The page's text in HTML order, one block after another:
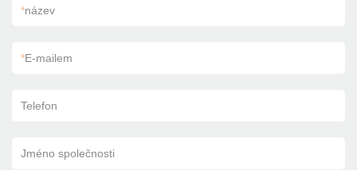
*název
*E-mailem
Telefon
Jméno společnosti